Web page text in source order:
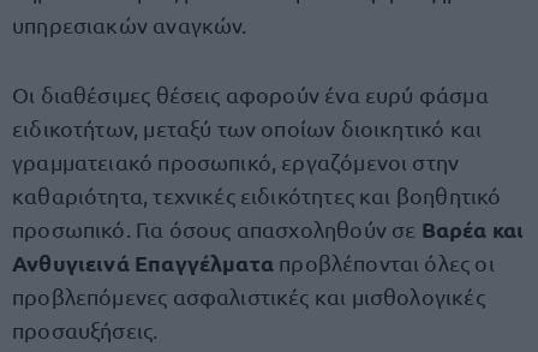
υπηρεσιακών αναγκών.
Οι διαθέσιμες θέσεις αφορούν ένα ευρύ φάσμα
ειδικοτήτων, μεταξύ των οποίων διοικητικό και
γραμματειακό προσωπικό, εργαζόμενοι στην
καθαριότητα, τεχνικές ειδικότητες και βοηθητικό
προσωπικό. Για όσους απασχοληθούν σε Βαρέα και
Ανθυγιεινά Επαγγέλματα προβλέπονται όλες οι
προβλεπόμενες ασφαλιστικές και μισθολογικές
προσαυξήσεις.